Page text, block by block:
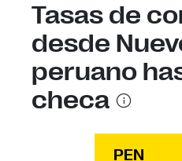
Tasas de
desde
peruano
checa
PEN